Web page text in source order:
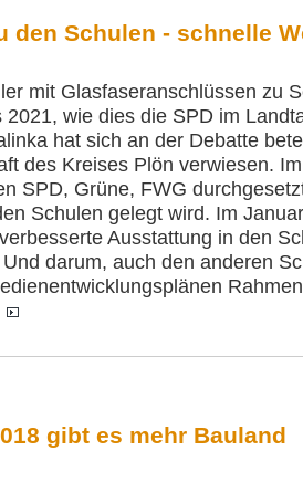
den Schulen - schnelle
mit Glasfaseranschlüssen zu
2021, wie dies die SPD im
hat sich an der Debatte
des Kreises Plön verwiesen.
SPD, Grüne, FWG
Schulen gelegt wird. Im
Ausstattung in den
darum, auch den anderen
gibt es mehr Bauland